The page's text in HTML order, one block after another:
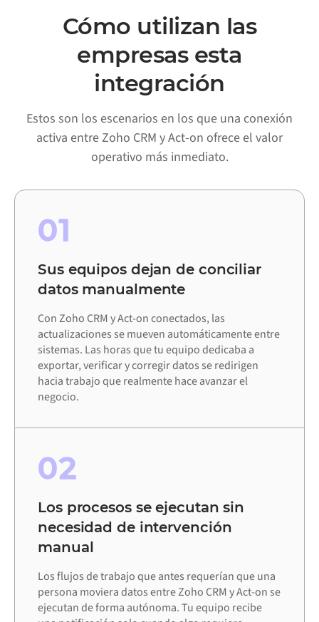
Cómo utilizan las
empresas esta
integración
Estos son los escenarios en los que una conexión
activa entre Zoho CRM y Act-on ofrece el valor
operativo más inmediato.
01
Sus equipos dejan de conciliar
datos manualmente
Con Zoho CRM y Act-on conectados, las
actualizaciones se mueven automáticamente entre
sistemas. Las horas que tu equipo dedicaba a
exportar, verificar y corregir datos se redirigen
hacia trabajo que realmente hace avanzar el
negocio.
02
Los procesos se ejecutan sin
necesidad de intervención
manual
Los flujos de trabajo que antes requerían que una
persona moviera datos entre Zoho CRM y Act-on se
ejecutan de forma autónoma. Tu equipo recibe